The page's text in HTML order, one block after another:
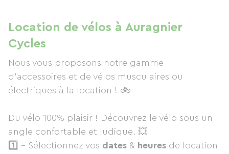
Location de vélos à Auragnier
Cycles
Nous vous proposons notre gamme
d'accessoires et de vélos musculaires ou
électriques à la location ! 🚲
Du vélo 100% plaisir ! Découvrez le vélo sous un
angle confortable et ludique. 💥
1️⃣ - Sélectionnez vos dates & heures de location